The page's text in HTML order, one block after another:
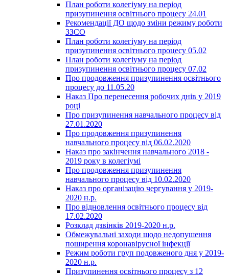
План роботи колегіуму на період
призупинення освітнього процесу 24.01
Рекомендації ДО щодо зміни режиму роботи
ЗЗСО
План роботи колегіуму на період
призупинення освітнього процесу 05.02
План роботи колегіуму на період
призупинення освітнього процесу 07.02
Про продовження призупинення освітнього
процесу до 11.05.20
Наказ Про перенесення робочих днів у 2019
році
Про призупинення навчального процесу від
27.01.2020
Про продовження призупинення
навчального процесу від 06.02.2020
Наказ про закінчення навчального 2018 -
2019 року в колегіумі
Про продовження призупинення
навчального процесу від 10.02.2020
Наказ про організацію чергування у 2019-
2020 н.р.
Про відновлення освітнього процесу від
17.02.2020
Розклад дзвінків 2019-2020 н.р.
Обмежувальні заходи щодо недопушення
поширення коронавірусної інфекції
Режим роботи груп подовженого дня у 2019-
2020 н.р.
Призупинення освітнього процесу з 12